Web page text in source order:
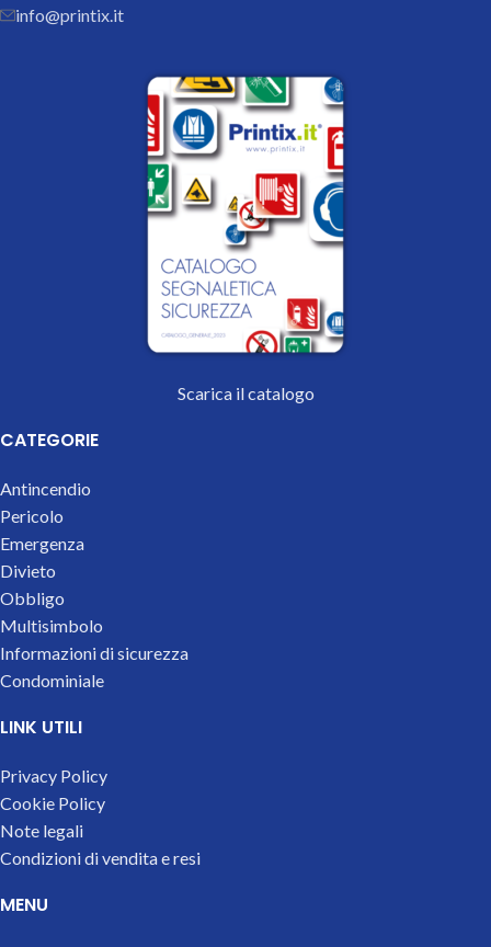
info@printix.it
Scarica il catalogo
CATEGORIE
Antincendio
Pericolo
Emergenza
Divieto
Obbligo
Multisimbolo
Informazioni di sicurezza
Condominiale
LINK UTILI
Privacy Policy
Cookie Policy
Note legali
Condizioni di vendita e resi
MENU